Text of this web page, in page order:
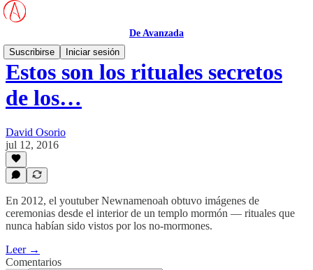
De Avanzada
Suscribirse
Iniciar sesión
Estos son los rituales secretos
de los…
David Osorio
jul 12, 2016
En 2012, el youtuber Newnamenoah obtuvo imágenes de
ceremonias desde el interior de un templo mormón — rituales que
nunca habían sido vistos por los no-mormones.
Leer →
Comentarios